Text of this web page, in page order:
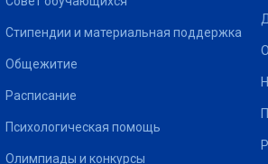
Стипендии и материальная поддержка
Общежитие
Расписание
Психологическая помощь
Олимпиады и конкурсы